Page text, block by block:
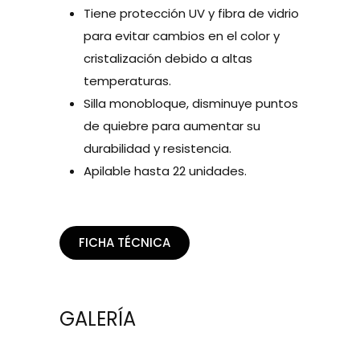
Tiene protección UV y fibra de vidrio
para evitar cambios en el color y
cristalización debido a altas
temperaturas.
Silla monobloque, disminuye puntos
de quiebre para aumentar su
durabilidad y resistencia.
Apilable hasta 22 unidades.
FICHA TÉCNICA
GALERÍA